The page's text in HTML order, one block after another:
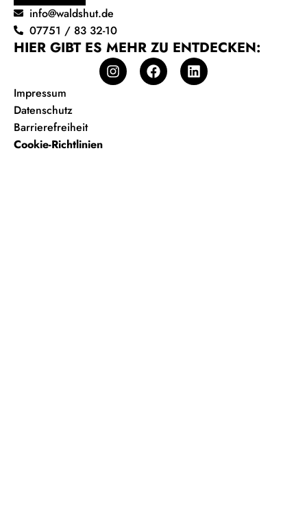
info@waldshut.de
07751 / 83 32-10
HIER GIBT ES MEHR ZU ENTDECKEN:
Impressum
Datenschutz
Barrierefreiheit
Cookie-Richtlinien